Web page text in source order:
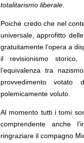
totalitarismo liberale.
Poiché credo che nel
universale, approfitto
gratuitamente l’opera a
il revisionismo
l’equivalenza tra
provvedimento votato
polemicamente voluto.
Al momento tutti i tomi
comprendente anche
ringraziare il compagno